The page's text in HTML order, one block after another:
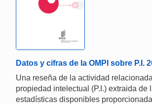
Datos y cifras de la OMPI sobre P.I.
Una reseña de la actividad
propiedad intelectual (P.I.) extraida de
estadísticas disponibles